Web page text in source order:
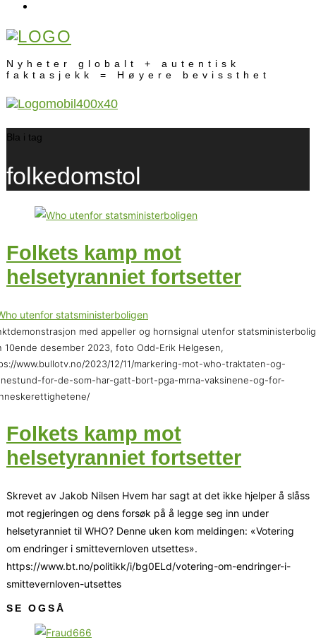
Nyheter globalt + autentisk
faktasjekk = Høyere bevissthet
Bla i tag
folkedomstol
Folkets kamp mot
helsetyranniet fortsetter
med appeller og hornsignal utenfor
10ende desember 2023, foto Odd-Erik Helgesen,
www.bullotv.no/2023/12/11/markering-mot-who-traktaten-og-
for-de-som-har-gatt-bort-pga-mrna-vaksinene-og-for-
Folkets kamp mot
helsetyranniet fortsetter
Skrevet av Jakob Nilsen Hvem har sagt at det ikke hjelper å slåss
mot regjeringen og dens forsøk på å legge seg inn under
helsetyranniet til WHO? Denne uken kom meldingen: «Votering
om endringer i smittevernloven utsettes».
https://www.bt.no/politikk/i/bg0ELd/votering-om-endringer-i-
smittevernloven-utsettes
SE OGSÅ